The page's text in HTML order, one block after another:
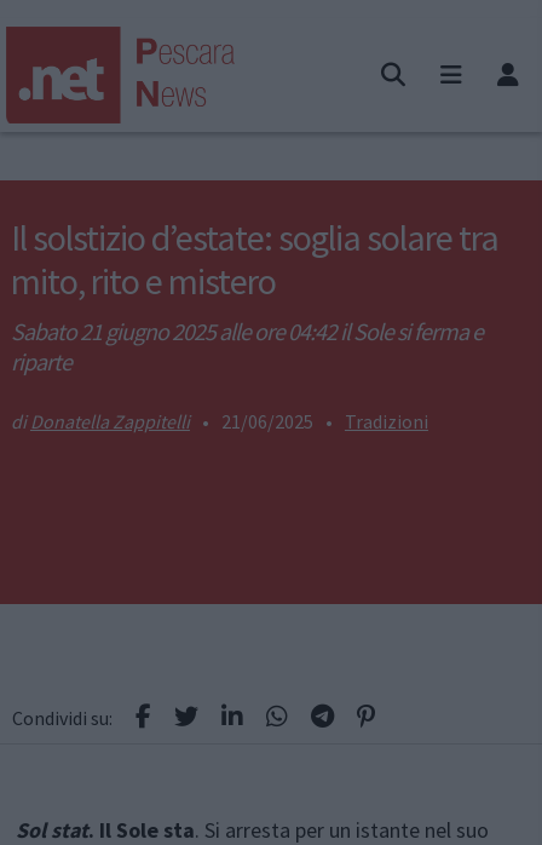
Il solstizio d’estate: soglia solare tra
mito, rito e mistero
Sabato 21 giugno 2025 alle ore 04:42 il Sole si ferma e
riparte
Donatella Zappitelli • 21/06/2025 • Tradizioni
Condividi su:
Sol stat. Il Sole sta. Si arresta per un istante nel suo